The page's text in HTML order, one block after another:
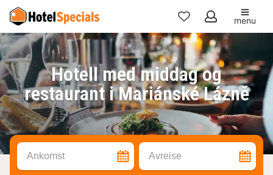
Mine
favoritter
menu
Hotell med middag og
restaurant i Mariánské Lázně
Ankomst Avreise